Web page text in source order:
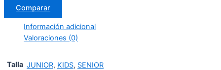
Comparar
Información adicional
Valoraciones (0)
Talla JUNIOR, KIDS, SENIOR